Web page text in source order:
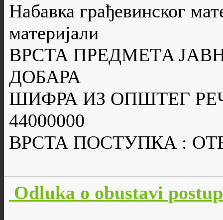
Набавка грађевинског
материјали
ВРСТА ПРЕДМЕТA
ДОБАРА
ШИФРА ИЗ ОПШТЕГ
44000000
ВРСТА ПОСТУПКА :
Odluka o obustavi